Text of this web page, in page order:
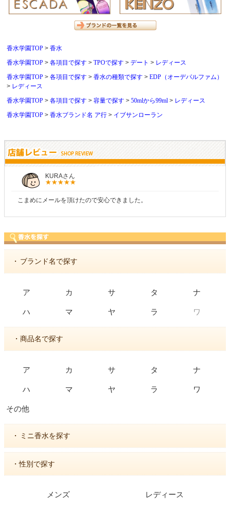
香水学園TOP
香水
香水学園TOP
各項目で探す TPOで探す デート
レディース
香水学園TOP
各項目で探す 香水の種類で探す
EDP（オーデパルファム）
レディース
香水学園TOP
各項目で探す 容量で探す 50mlから99ml
レディース
香水学園TOP
香水ブランド名 ア行 イブサンローラン
しらすさん
商品が早く届いたのでよかったです。また利用させてもらいます！
・ ブランド名で探す
ア カ サ タ ナ
ハ マ ヤ ラ ワ
・商品名で探す
ア カ サ タ ナ
ハ マ ヤ ラ ワ
その他
・ ミニ香水を探す
・性別で探す
メンズ レディース